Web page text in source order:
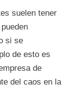
suelen tener
si se
de esto es
de
del caos en la